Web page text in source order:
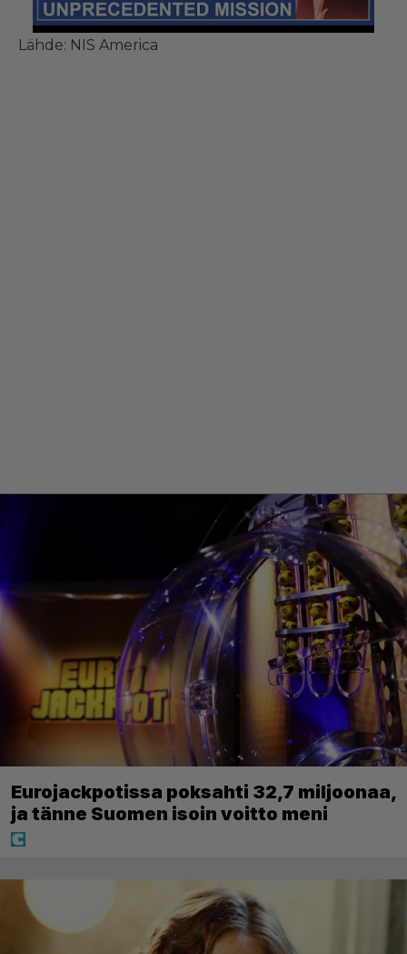
Lähde: NIS America
Eurojackpotissa poksahti 32,7 miljoonaa,
ja tänne Suomen isoin voitto meni